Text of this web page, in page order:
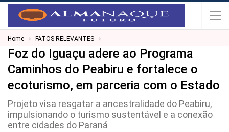
Home FATOS RELEVANTES
Foz do Iguaçu adere ao Programa
Caminhos do Peabiru e fortalece o
ecoturismo, em parceria com o Estado
Projeto visa resgatar a ancestralidade do Peabiru,
impulsionando o turismo sustentável e a conexão
entre cidades do Paraná